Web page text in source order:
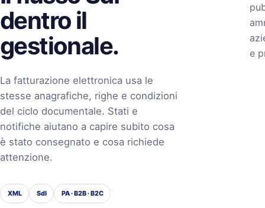
dentro il
gestionale.
La fatturazione elettronica usa le
stesse anagrafiche, righe e condizioni
del ciclo documentale. Stati e
notifiche aiutano a capire subito cosa
è stato consegnato e cosa richiede
attenzione.
XML SdI PA · B2B · B2C
e